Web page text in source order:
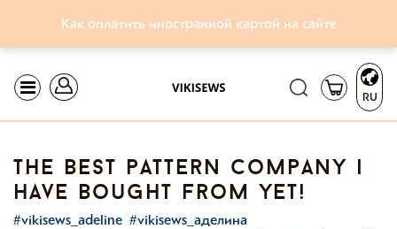
Как оплатить иностранной картой на сайте
RU
the best pattern company i
have bought from yet!
#vikisews_adeline #vikisews_аделина